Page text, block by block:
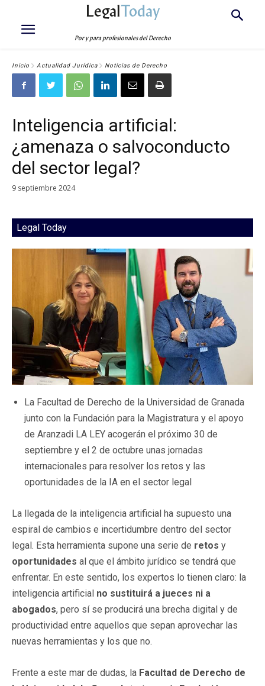
LegalToday
Por y para profesionales del Derecho
Inicio Actualidad Jurídica Noticias de Derecho
Inteligencia artificial:
¿amenaza o salvoconducto
del sector legal?
9 septiembre 2024
Legal Today
La Facultad de Derecho de la Universidad de Granada
junto con la Fundación para la Magistratura y el apoyo
de Aranzadi LA LEY acogerán el próximo 30 de
septiembre y el 2 de octubre unas jornadas
internacionales para resolver los retos y las
oportunidades de la IA en el sector legal
La llegada de la inteligencia artificial ha supuesto una
espiral de cambios e incertidumbre dentro del sector
legal. Esta herramienta supone una serie de retos y
oportunidades al que el ámbito jurídico se tendrá que
enfrentar. En este sentido, los expertos lo tienen claro: la
inteligencia artificial no sustituirá a jueces ni a
abogados, pero sí se producirá una brecha digital y de
productividad entre aquellos que sepan aprovechar las
nuevas herramientas y los que no.
Frente a este mar de dudas, la Facultad de Derecho de